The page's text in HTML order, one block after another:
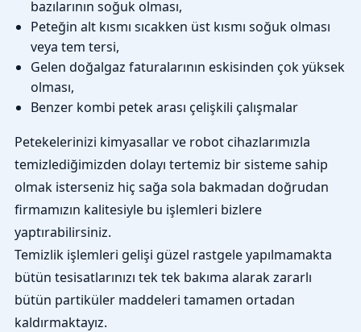
bazılarının soğuk olması,
Peteğin alt kısmı sıcakken üst kısmı soğuk olması
veya tem tersi,
Gelen doğalgaz faturalarının eskisinden çok yüksek
olması,
Benzer kombi petek arası çelişkili çalışmalar
Petekelerinizi kimyasallar ve robot cihazlarımızla
temizlediğimizden dolayı tertemiz bir sisteme sahip
olmak isterseniz hiç sağa sola bakmadan doğrudan
firmamızın kalitesiyle bu işlemleri bizlere
yaptırabilirsiniz.
Temizlik işlemleri gelişi güzel rastgele yapılmamakta
bütün tesisatlarınızı tek tek bakıma alarak zararlı
bütün partiküler maddeleri tamamen ortadan
kaldırmaktayız.